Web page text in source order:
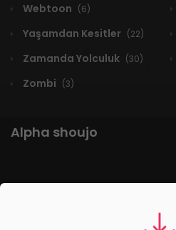
Webtoon (6)
Yaşamdan Kesitler (22)
Zamanda Yolculuk (30)
Zombi (3)
Alpha shoujo